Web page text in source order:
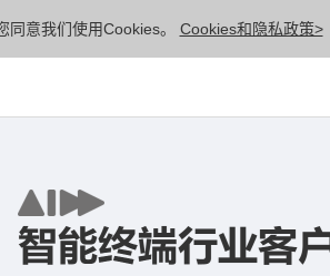
同意我们使用Cookies。 Cookies和隐私政策>